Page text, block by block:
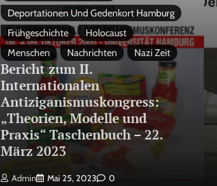
Deportationen Und Gedenkort Hamburg
Frühgeschichte
Holocaust
Menschen
Nachrichten Nazi Zeit
Bericht zum II.
Internationalen
Antiziganismuskongress:
„Theorien, Modelle und
Praxis“ Taschenbuch – 22.
März 2023
Admin Mai 25, 2023 0